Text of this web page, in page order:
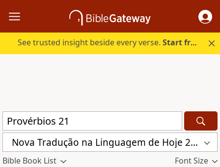
See trusted insight beside every verse.Start free.
Nova Traduҫão na Linguagem de Hoje 2000 (NTLH)
Bible Book List Font Size